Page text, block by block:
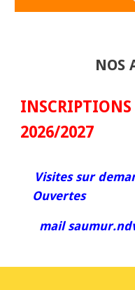
NOS
2026/2027
Visites sur
mail